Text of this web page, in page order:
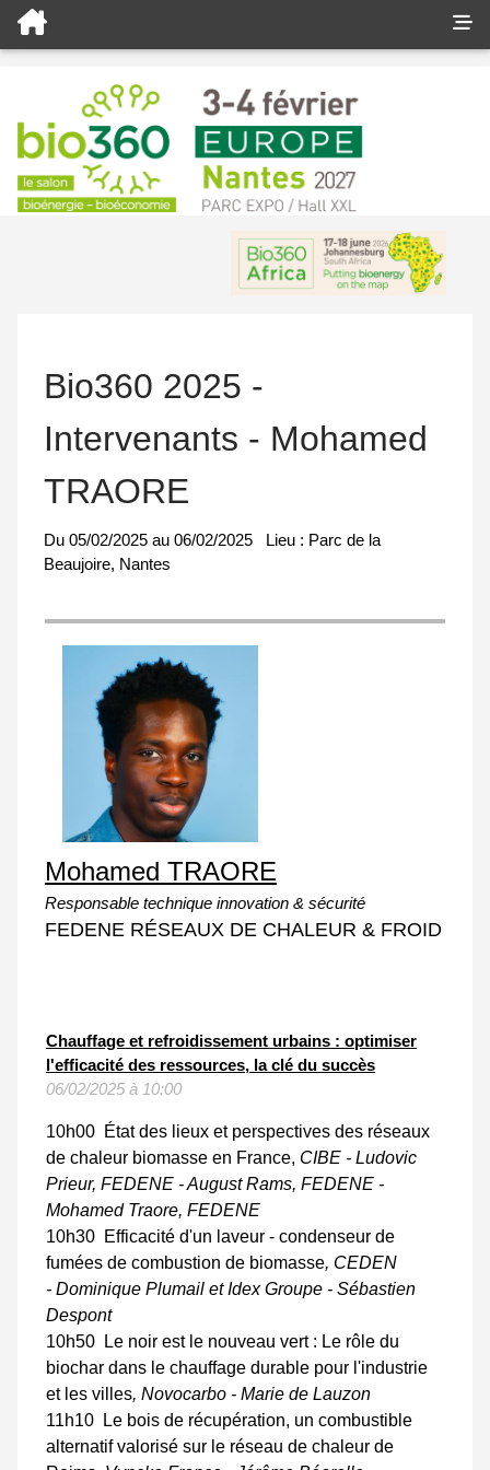
Bio360 2025 -
Intervenants - Mohamed
TRAORE
Du 05/02/2025 au 06/02/2025 Lieu : Parc de la
Beaujoire, Nantes
Mohamed TRAORE
Responsable technique innovation & sécurité
FEDENE RÉSEAUX DE CHALEUR & FROID
Chauffage et refroidissement urbains : optimiser
l'efficacité des ressources, la clé du succès
06/02/2025 à 10:00
10h00 État des lieux et perspectives des réseaux
de chaleur biomasse en France, CIBE - Ludovic
Prieur, FEDENE - August Rams, FEDENE -
Mohamed Traore, FEDENE
10h30 Efficacité d'un laveur - condenseur de
fumées de combustion de biomasse, CEDEN
- Dominique Plumail et Idex Groupe - Sébastien
Despont
10h50 Le noir est le nouveau vert : Le rôle du
biochar dans le chauffage durable pour l'industrie
et les villes, Novocarbo - Marie de Lauzon
11h10 Le bois de récupération, un combustible
alternatif valorisé sur le réseau de chaleur de